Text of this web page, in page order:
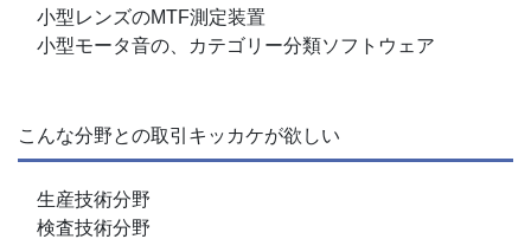
小型レンズのMTF測定装置
小型モータ音の、カテゴリー分類ソフトウェア
こんな分野との取引キッカケが欲しい
生産技術分野
検査技術分野